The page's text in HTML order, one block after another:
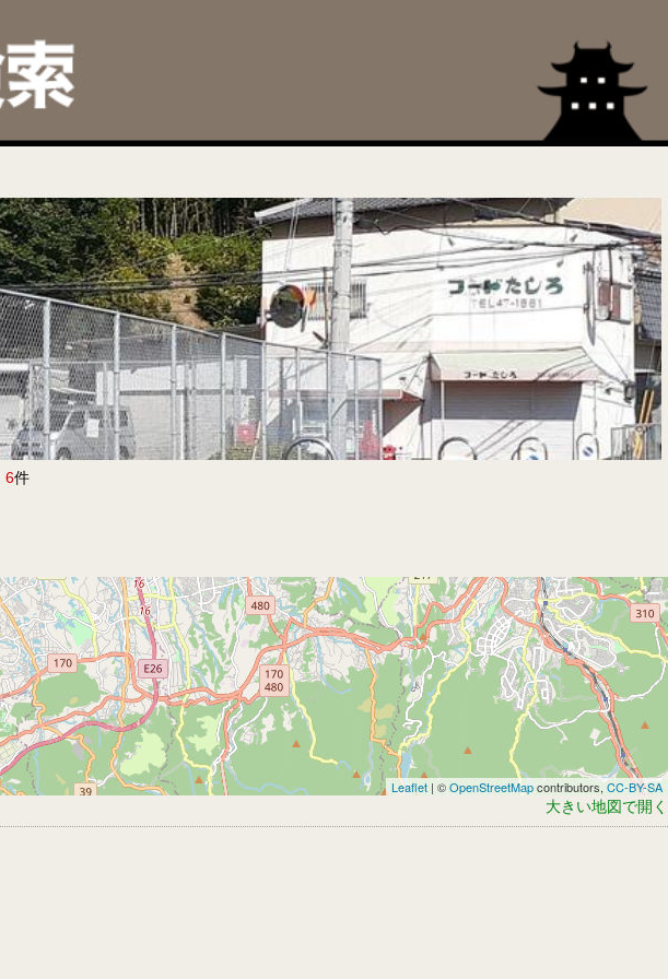
6件
Leaflet | ©OpenStreetMapcontributors,CC-BY-SA
大きい地図で開く